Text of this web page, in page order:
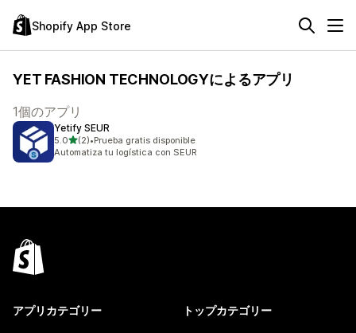
Shopify App Store
YET FASHION TECHNOLOGYによるアプリ
1個のアプリ
Yetify SEUR
5.05つ星中
(2)
合計レビュー数：2件
•Prueba gratis disponible
Automatiza tu logística con SEUR
アプリカテゴリー トップカテゴリー